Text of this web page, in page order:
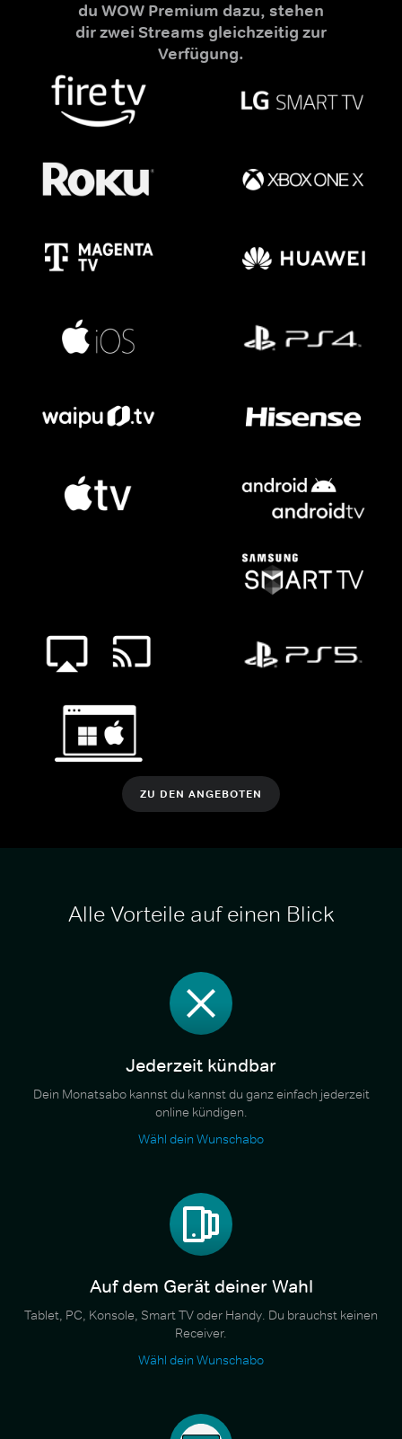
du WOW Premium dazu, stehen
dir zwei Streams gleichzeitig zur
Verfügung.
ZU DEN ANGEBOTEN
Alle Vorteile auf einen Blick
Jederzeit kündbar
Dein Monatsabo kannst du kannst du ganz einfach jederzeit
online kündigen.
Wähl dein Wunschabo
Auf dem Gerät deiner Wahl
Tablet, PC, Konsole, Smart TV oder Handy. Du brauchst keinen
Receiver.
Wähl dein Wunschabo